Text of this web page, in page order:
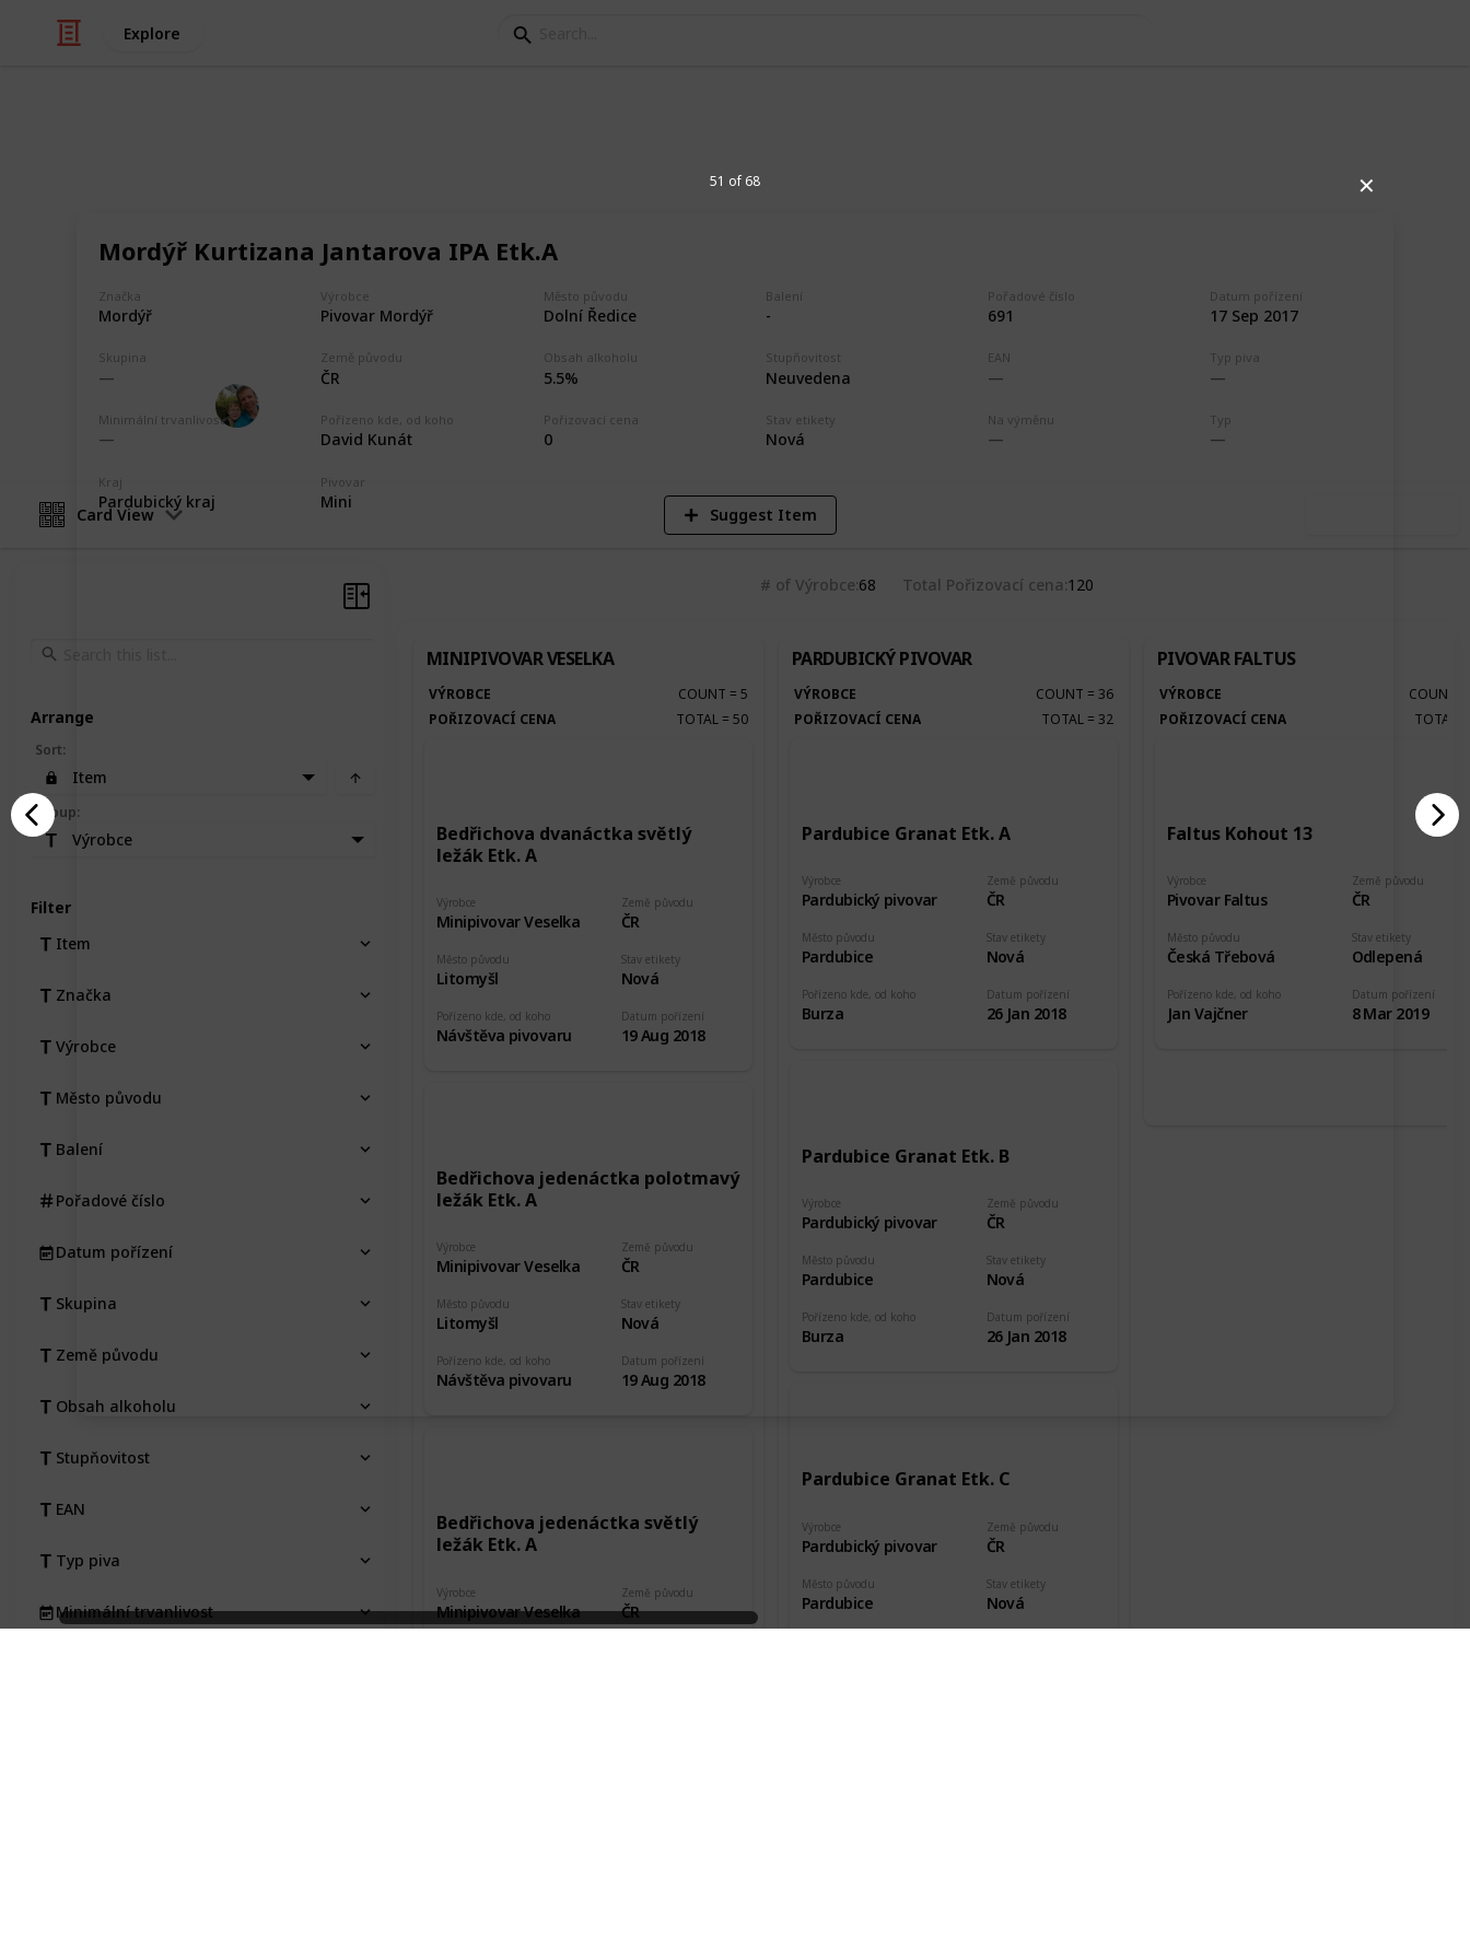
Explore
✕
Mordýř Kurtizana Jantarova IPA Etk.A
Značka
Mordýř
Výrobce
Pivovar Mordýř
Město původu
Dolní Ředice
Balení
-
Pořadové číslo
691
Datum pořízení
17 Sep 2017
Skupina Země původu
ČR
Obsah alkoholu
5.5%
Stupňovitost
Neuvedena
EAN Typ piva
Minimální trvanlivost Pořízeno kde, od koho
David Kunát
Pořizovací cena
0
Stav etikety
Nová
Na výměnu Typ
Kraj
Pardubický kraj
Pivovar
Mini
51 of 68
Markova sbírka pivních etiket z pivovarů v Pardubickém kraji. Beer labels
Pardubický pivovar, Pivovar Faltus, Pivovar Mordýř, Pivovar Rychtář, Pivovar U
Černého medvěda, Pivovar Žamberk.
4th February 2020 Views Likes
Card View Suggest Item
# of Výrobce 68 Total Pořizovací cena 120
MINIPIVOVAR VESELKA
VÝROBCE COUNT = 5
POŘIZOVACÍ CENA
TOTAL = 50
Bedřichova dvanáctka světlý
ležák Etk. A
Výrobce
Minipivovar Veselka
Země původu
ČR
Pořízeno kde, od koho
Návštěva pivovaru
Stav etikety
Nová
Datum pořízení
19 Aug 2018
Město původu
Litomyšl
Bedřichova jedenáctka polotmavý
ležák Etk. A
Výrobce
Minipivovar Veselka
Země původu
ČR
Pořízeno kde, od koho
Návštěva pivovaru
Stav etikety
Nová
Datum pořízení
19 Aug 2018
Město původu
Litomyšl
Bedřichova jedenáctka světlý
ležák Etk. A
Výrobce
Minipivovar Veselka
Země původu
ČR
PARDUBICKÝ PIVOVAR
VÝROBCE COUNT = 36
POŘIZOVACÍ CENA
TOTAL = 32
Pardubice Granat Etk. A
Výrobce
Pardubický pivovar
Země původu
ČR
Pořízeno kde, od koho
Burza
Stav etikety
Nová
Datum pořízení
26 Jan 2018
Město původu
Pardubice
Pardubice Granat Etk. B
Výrobce
Pardubický pivovar
Země původu
ČR
Pořízeno kde, od koho
Burza
Stav etikety
Nová
Datum pořízení
26 Jan 2018
Město původu
Pardubice
Pardubice Granat Etk. C
Výrobce
Pardubický pivovar
Země původu
ČR
Stav etikety
Nová
Město původu
Pardubice
PIVOVAR FALTUS
VÝROBCE COUNT
POŘIZOVACÍ CENA
TOTAL
Faltus Kohout 13
Výrobce
Pivovar Faltus
Země původu
ČR
Pořízeno kde, od koho
Jan Vajčner
Stav etikety
Odlepená
Datum pořízení
8 Mar 2019
Město původu
Česká Třebová
Arrange
Sort:
Item
Group:
Výrobce
Filter
Item
Značka
Výrobce
Město původu
Balení
Pořadové číslo
Datum pořízení
Skupina
Země původu
Obsah alkoholu
Stupňovitost
EAN
Typ piva
Minimální trvanlivost